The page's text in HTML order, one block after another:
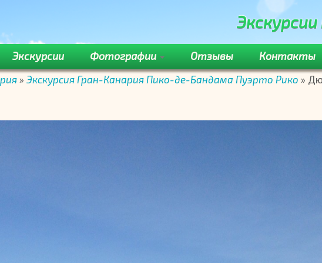
Экскурсии Фотографии Отзывы Контакты
» Экскурсия Гран-Канария Пико-де-Бандама Пуэрто Рико »